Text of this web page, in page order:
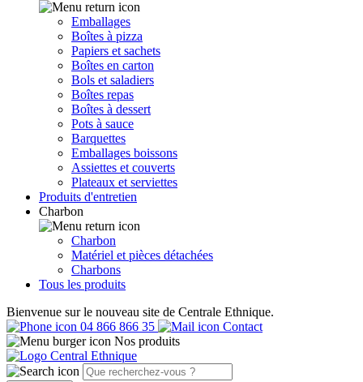
Emballages
Boîtes à pizza
Papiers et sachets
Boîtes en carton
Bols et saladiers
Boîtes repas
Boîtes à dessert
Pots à sauce
Barquettes
Emballages boissons
Assiettes et couverts
Plateaux et serviettes
Produits d'entretien
Charbon
Charbon
Matériel et pièces détachées
Charbons
Tous les produits
Bienvenue sur le nouveau site de Centrale Ethnique.
04 866 866 35
Contact
Nos produits